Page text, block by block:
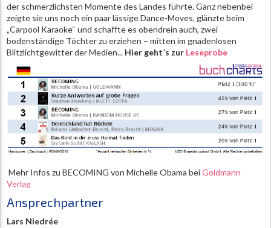
der schmerzlichsten Momente des Landes führte. Ganz nebenbei
zeigte sie uns noch ein paar lässige Dance-Moves, glänzte beim
„Carpool Karaoke“ und schaffte es obendrein auch, zwei
bodenständige Töchter zu erziehen – mitten im gnadenlosen
Blitzlichtgewitter der Medien... Hier geht´s zur Leseprobe
Mehr Infos zu BECOMING von Michelle Obama beiGoldmann
Verlag
Ansprechpartner
Lars Niedrée